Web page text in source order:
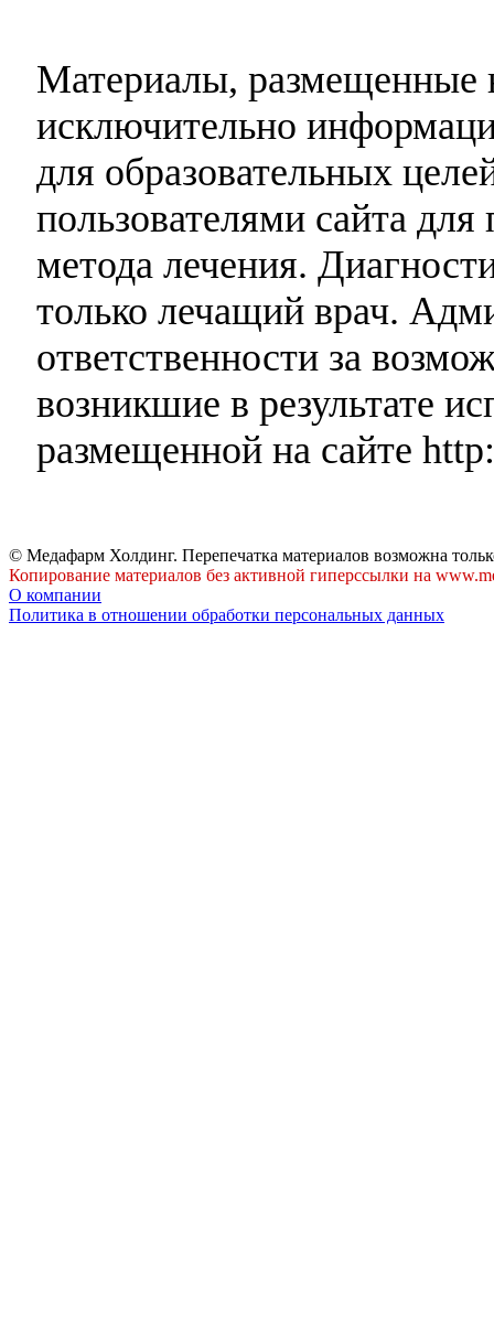
Материалы, размещенные
исключительно
для образовательных
пользователями сайта
метода лечения.
только лечащий врач.
ответственности за
возникшие в результате
размещенной на сайте
© Медафарм Холдинг. Перепечатка материалов возможна
Копирование материалов без активной гиперссылки на
О компании
Политика в отношении обработки персональных данных